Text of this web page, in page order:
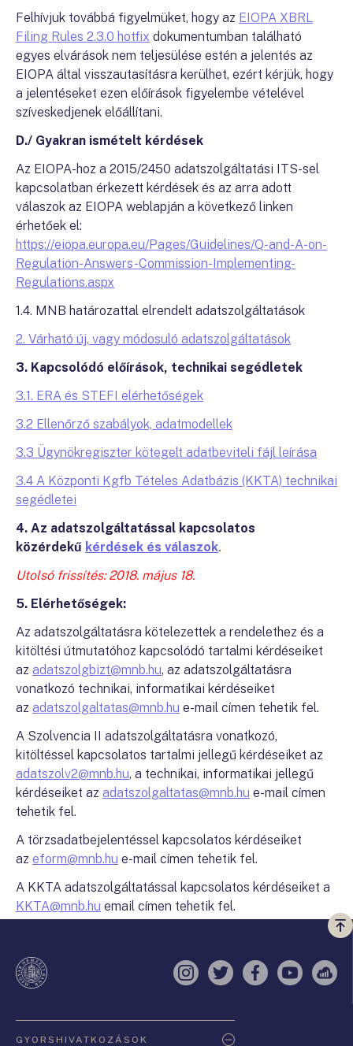
Felhívjuk továbbá figyelmüket, hogy az EIOPA XBRL
Filing Rules 2.3.0 hotfix dokumentumban található
egyes elvárások nem teljesülése estén a jelentés az
EIOPA által visszautasításra kerülhet, ezért kérjük, hogy
a jelentéseket ezen előírások figyelembe vételével
szíveskedjenek előállítani.
D./ Gyakran ismételt kérdések
Az EIOPA-hoz a 2015/2450 adatszolgáltatási ITS-sel
kapcsolatban érkezett kérdések és az arra adott
válaszok az EIOPA weblapján a következő linken
érhetőek el:
https://eiopa.europa.eu/Pages/Guidelines/Q-and-A-on-
Regulation-Answers-Commission-Implementing-
Regulations.aspx
1.4. MNB határozattal elrendelt adatszolgáltatások
2. Várható új, vagy módosuló adatszolgáltatások
3. Kapcsolódó előírások, technikai segédletek
3.1. ERA és STEFI elérhetőségek
3.2 Ellenőrző szabályok, adatmodellek
3.3 Ügynökregiszter kötegelt adatbeviteli fájl leírása
3.4 A Központi Kgfb Tételes Adatbázis (KKTA) technikai
segédletei
4. Az adatszolgáltatással kapcsolatos
közérdekű kérdések és válaszok.
Utolsó frissítés: 2018. május 18.
5. Elérhetőségek:
Az adatszolgáltatásra kötelezettek a rendelethez és a
kitöltési útmutatóhoz kapcsolódó tartalmi kérdéseiket
az adatszolgbizt@mnb.hu, az adatszolgáltatásra
vonatkozó technikai, informatikai kérdéseiket
az adatszolgaltatas@mnb.hu e-mail címen tehetik fel.
A Szolvencia II adatszolgáltatásra vonatkozó,
kitöltéssel kapcsolatos tartalmi jellegű kérdéseiket az
adatszolv2@mnb.hu, a technikai, informatikai jellegű
kérdéseiket az adatszolgaltatas@mnb.hu e-mail címen
tehetik fel.
A törzsadatbejelentéssel kapcsolatos kérdéseiket
az eform@mnb.hu e-mail címen tehetik fel.
A KKTA adatszolgáltatással kapcsolatos kérdéseiket a
KKTA@mnb.hu email címen tehetik fel.
a
Instagram
TwitterFacebook
YouTube
GYORSHIVATKOZÁSOK